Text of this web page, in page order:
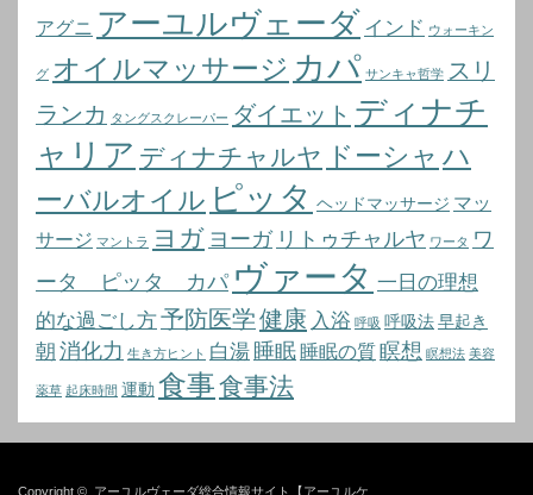
アグニ アーユルヴェーダ インド ウォーキン
グ オイルマッサージ カパ サンキャ哲学 スリ
ランカ タングスクレーパー ダイエット ディナチ
ャリア ディナチャルヤ ドーシャ ハ
ーバルオイル ピッタ ヘッドマッサージ マッ
サージ マントラ ヨガ ヨーガ リトゥチャルヤ ワータ ワ
ータ ピッタ カパ ヴァータ 一日の理想
的な過ごし方予防医学健康 入浴 呼吸 呼吸法 早起き
朝 消化力 生き方ヒント 白湯 睡眠 睡眠の質瞑想 瞑想法 美容
薬草 起床時間 運動 食事食事法
Copyright © アーユルヴェーダ総合情報サイト【アーユルケ